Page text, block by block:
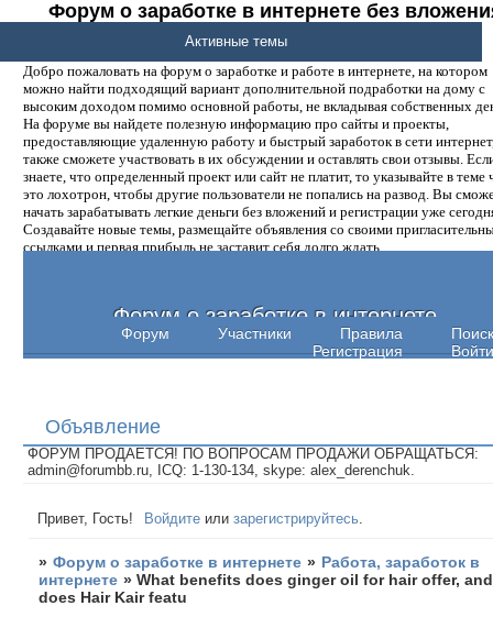
Форум о заработке в интернете без
денег.
Добро пожаловать на форум о заработке и работе в интернете, на котором
можно найти подходящий вариант дополнительной подработки на дому с
высоким доходом помимо основной работы, не вкладывая собственных
На форуме вы найдете полезную информацию про сайты и проекты,
предоставляющие удаленную работу и быстрый заработок в сети
также сможете участвовать в их обсуждении и оставлять свои отзывы.
знаете, что определенный проект или сайт не платит, то указывайте в теме
это лохотрон, чтобы другие пользователи не попались на развод. Вы
начать зарабатывать легкие деньги без вложений и регистрации уже
Создавайте новые темы, размещайте объявления со своими
ссылками и первая прибыль не заставит себя долго ждать.
Форум о заработке в интернете
Форум Участники Правила
Поиск
Регистрация
Войти
Активные темы
Объявление
ФОРУМ ПРОДАЕТСЯ! ПО ВОПРОСАМ ПРОДАЖИ ОБРАЩАТЬСЯ:
admin@forumbb.ru, ICQ: 1-130-134, skype: alex_derenchuk.
Привет, Гость! Войдите илизарегистрируйтесь
» Форум о заработке в интернете » Работа, заработок в
интернете »What benefits does ginger oil for hair offer, and
does Hair Kair featu